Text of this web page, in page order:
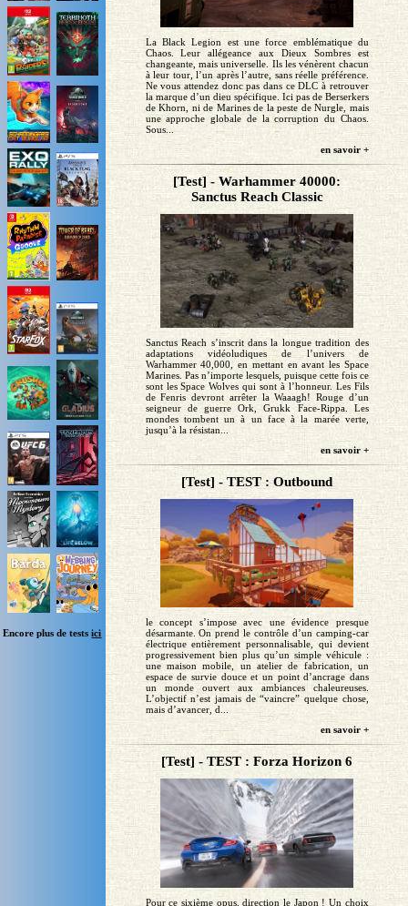
Encore plus de testsici
La Black Legion est une force emblématique du
Chaos. Leur allégeance aux Dieux Sombres est
changeante, mais universelle. Ils les vénèrent chacun
à leur tour, l’un après l’autre, sans réelle préférence.
Ne vous attendez donc pas dans ce DLC à retrouver
la marque d’un dieu spécifique. Ici pas de Berserkers
de Khorn, ni de Marines de la peste de Nurgle, mais
une approche globale de la corruption du Chaos.
Sous...
en savoir +
[Test] - Warhammer 40000:
Sanctus Reach Classic
Sanctus Reach s’inscrit dans la longue tradition des
adaptations vidéoludiques de l’univers de
Warhammer 40,000, en mettant en avant les Space
Marines. Pas n’importe lesquels, puisque cette fois ce
sont les Space Wolves qui sont à l’honneur. Les Fils
de Fenris devront arrêter la Waaagh! Rouge d’un
seigneur de guerre Ork, Grukk Face-Rippa. Les
mondes tombent un à un face à la marée verte,
jusqu’à la résistan...
en savoir +
[Test] - TEST : Outbound
le concept s’impose avec une évidence presque
désarmante. On prend le contrôle d’un camping-car
électrique entièrement personnalisable, qui devient
progressivement bien plus qu’un simple véhicule :
une maison mobile, un atelier de fabrication, un
espace de survie douce et un point d’ancrage dans
un monde ouvert aux ambiances chaleureuses.
L’objectif n’est jamais de “vaincre” quelque chose,
mais d’avancer, d...
en savoir +
[Test] - TEST : Forza Horizon 6
Pour ce sixième opus, direction le Japon ! Un choix